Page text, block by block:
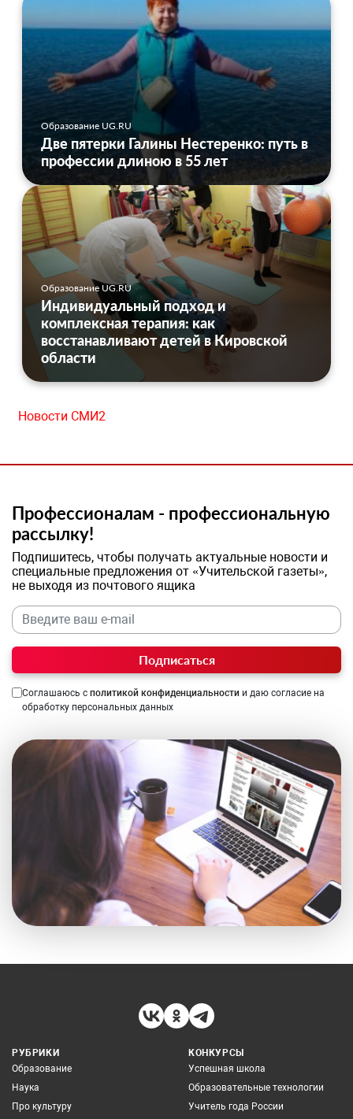
Образование UG.RU
Две пятерки Галины Нестеренко: путь в
профессии длиною в 55 лет
Образование UG.RU
Индивидуальный подход и
комплексная терапия: как
восстанавливают детей в Кировской
области
Новости СМИ2
Профессионалам - профессиональную
рассылку!
Подпишитесь, чтобы получать актуальные новости и
специальные предложения от «Учительской газеты»,
не выходя из почтового ящика
Подписаться
Соглашаюсь с политикой конфиденциальности и даю согласие на
обработку персональных данных
РУБРИКИ
Образование
Наука
Про культуру
КОНКУРСЫ
Успешная школа
Образовательные технологии
Учитель года России